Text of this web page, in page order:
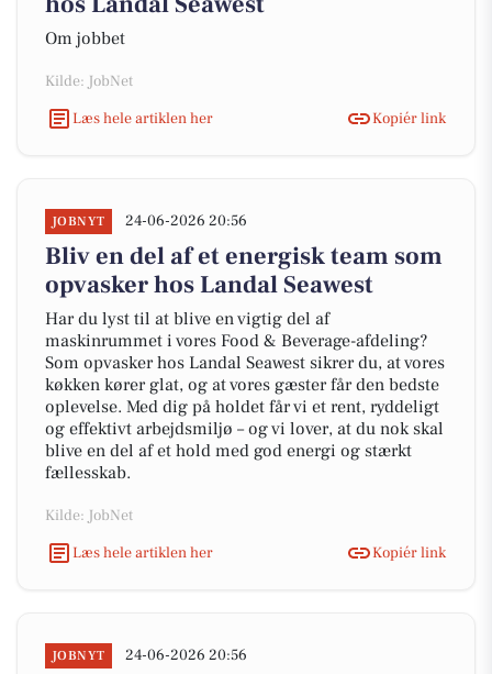
Om jobbet
Kilde: JobNet
Læs hele artiklen her
Kopiér link
JOBNYT 24-06-2026 20:56
Bliv en del af et energisk team som
opvasker hos Landal Seawest
Har du lyst til at blive en vigtig del af
maskinrummet i vores Food & Beverage-afdeling?
Som opvasker hos Landal Seawest sikrer du, at vores
køkken kører glat, og at vores gæster får den bedste
oplevelse. Med dig på holdet får vi et rent, ryddeligt
og effektivt arbejdsmiljø – og vi lover, at du nok skal
blive en del af et hold med god energi og stærkt
fællesskab.
Kilde: JobNet
Læs hele artiklen her
Kopiér link
JOBNYT 24-06-2026 20:56